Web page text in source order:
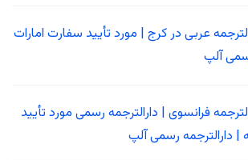
عربی در کرج | مورد تأیید سفارت امارات
آلپ
فرانسوی | دارالترجمه رسمی مورد تأیید
| دارالترجمه رسمی آلپ